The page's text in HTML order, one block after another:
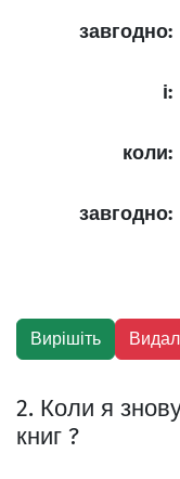
завгодно:
і:
коли:
завгодно:
2. Коли я
книг ?